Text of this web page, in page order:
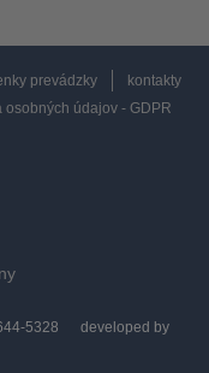
prevádzky
kontakty
osobných údajov - GDPR
5328
developed by